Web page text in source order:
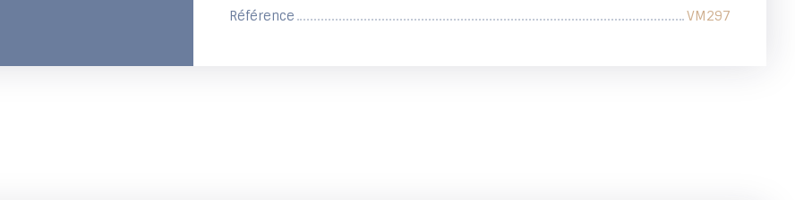
Référence VM297